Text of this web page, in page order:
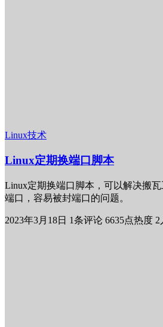
Linux技术
Linux定期换端口脚本
Linux定期换端口脚本，可以解决搬
端口，容易被封端口的问题。
2023年3月18日 1条评论 6635点热度 2